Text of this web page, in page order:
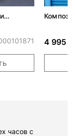
4 995
часов с